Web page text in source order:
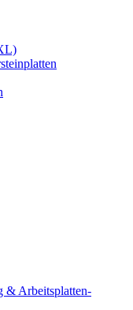
& Arbeitsplatten-